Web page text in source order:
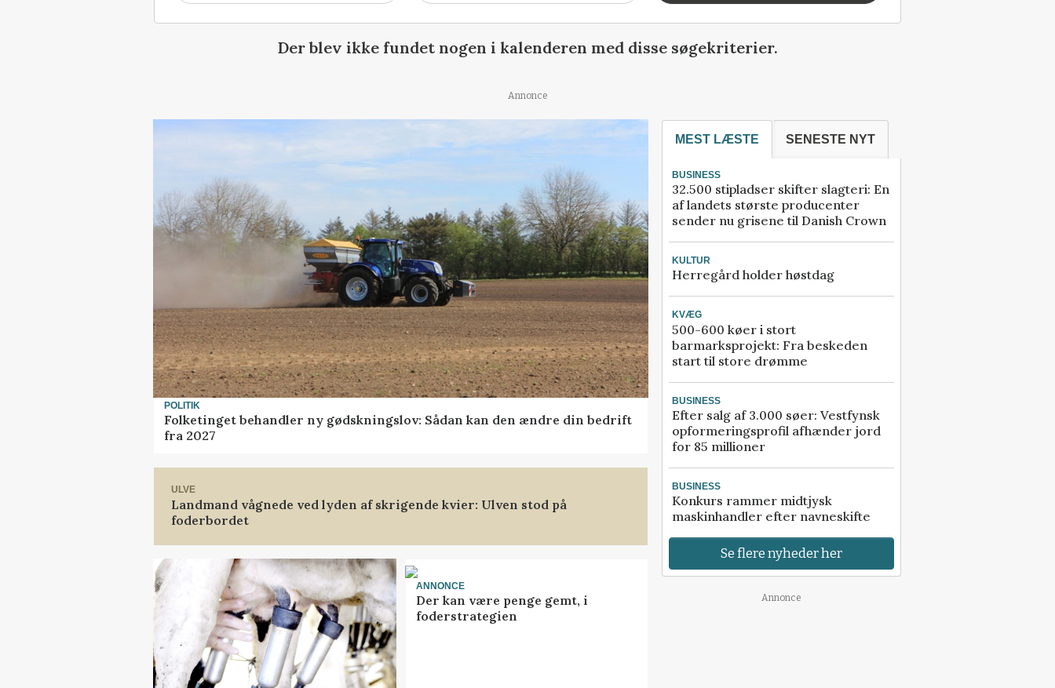
Der blev ikke fundet nogen i kalenderen med disse søgekriterier.
Annonce
POLITIK
Folketinget behandler ny gødskningslov: Sådan kan den ændre din bedrift
fra 2027
ULVE
Landmand vågnede ved lyden af skrigende kvier: Ulven stod på
foderbordet
ANNONCE
Der kan være penge gemt, i
foderstrategien
MEST LÆSTE SENESTE NYT
BUSINESS
32.500 stipladser skifter slagteri: En
af landets største producenter
sender nu grisene til Danish Crown
KULTUR
Herregård holder høstdag
KVÆG
500-600 køer i stort
barmarksprojekt: Fra beskeden
start til store drømme
BUSINESS
Efter salg af 3.000 søer: Vestfynsk
opformeringsprofil afhænder jord
for 85 millioner
BUSINESS
Konkurs rammer midtjysk
maskinhandler efter navneskifte
Se flere nyheder her
Annonce